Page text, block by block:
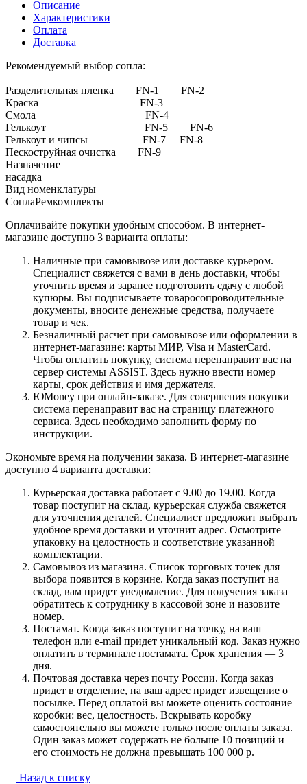
Описание
Характеристики
Оплата
Доставка
Рекомендуемый выбор сопла:
Разделительная пленка FN-1 FN-2
Краска FN-3
Смола FN-4
Гелькоут FN-5 FN-6
Гелькоут и чипсы FN-7 FN-8
Пескоструйная очистка FN-9
Назначение
насадка
Вид номенклатуры
СоплаРемкомплекты
Оплачивайте покупки удобным способом. В интернет-
магазине доступно 3 варианта оплаты:
Наличные при самовывозе или доставке курьером.
Специалист свяжется с вами в день доставки, чтобы
уточнить время и заранее подготовить сдачу с любой
купюры. Вы подписываете товаросопроводительные
документы, вносите денежные средства, получаете
товар и чек.
Безналичный расчет при самовывозе или оформлении в
интернет-магазине: карты МИР, Visa и MasterCard.
Чтобы оплатить покупку, система перенаправит вас на
сервер системы ASSIST. Здесь нужно ввести номер
карты, срок действия и имя держателя.
ЮMoney при онлайн-заказе. Для совершения покупки
система перенаправит вас на страницу платежного
сервиса. Здесь необходимо заполнить форму по
инструкции.
Экономьте время на получении заказа. В интернет-магазине
доступно 4 варианта доставки:
Курьерская доставка работает с 9.00 до 19.00. Когда
товар поступит на склад, курьерская служба свяжется
для уточнения деталей. Специалист предложит выбрать
удобное время доставки и уточнит адрес. Осмотрите
упаковку на целостность и соответствие указанной
комплектации.
Самовывоз из магазина. Список торговых точек для
выбора появится в корзине. Когда заказ поступит на
склад, вам придет уведомление. Для получения заказа
обратитесь к сотруднику в кассовой зоне и назовите
номер.
Постамат. Когда заказ поступит на точку, на ваш
телефон или e-mail придет уникальный код. Заказ нужно
оплатить в терминале постамата. Срок хранения — 3
дня.
Почтовая доставка через почту России. Когда заказ
придет в отделение, на ваш адрес придет извещение о
посылке. Перед оплатой вы можете оценить состояние
коробки: вес, целостность. Вскрывать коробку
самостоятельно вы можете только после оплаты заказа.
Один заказ может содержать не больше 10 позиций и
его стоимость не должна превышать 100 000 р.
Назад к списку